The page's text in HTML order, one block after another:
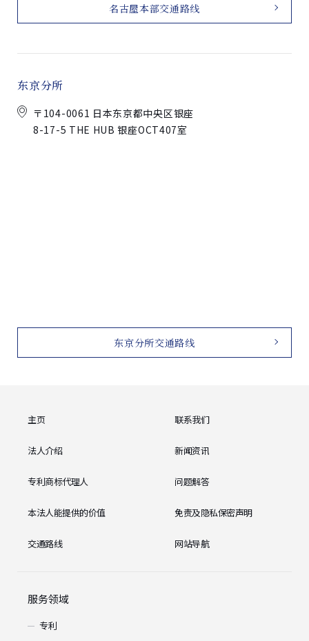
名古屋本部交通路线
东京分所
〒104-0061 日本东京都中央区银座
8-17-5 THE HUB 银座OCT407室
东京分所交通路线
主页 联系我们
法人介绍 新闻资讯
专利商标代理人 问题解答
本法人能提供的价值 免责及隐私保密声明
交通路线 网站导航
服务领域
专利